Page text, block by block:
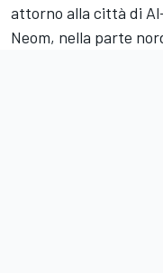
attorno alla città di
Neom, nella parte